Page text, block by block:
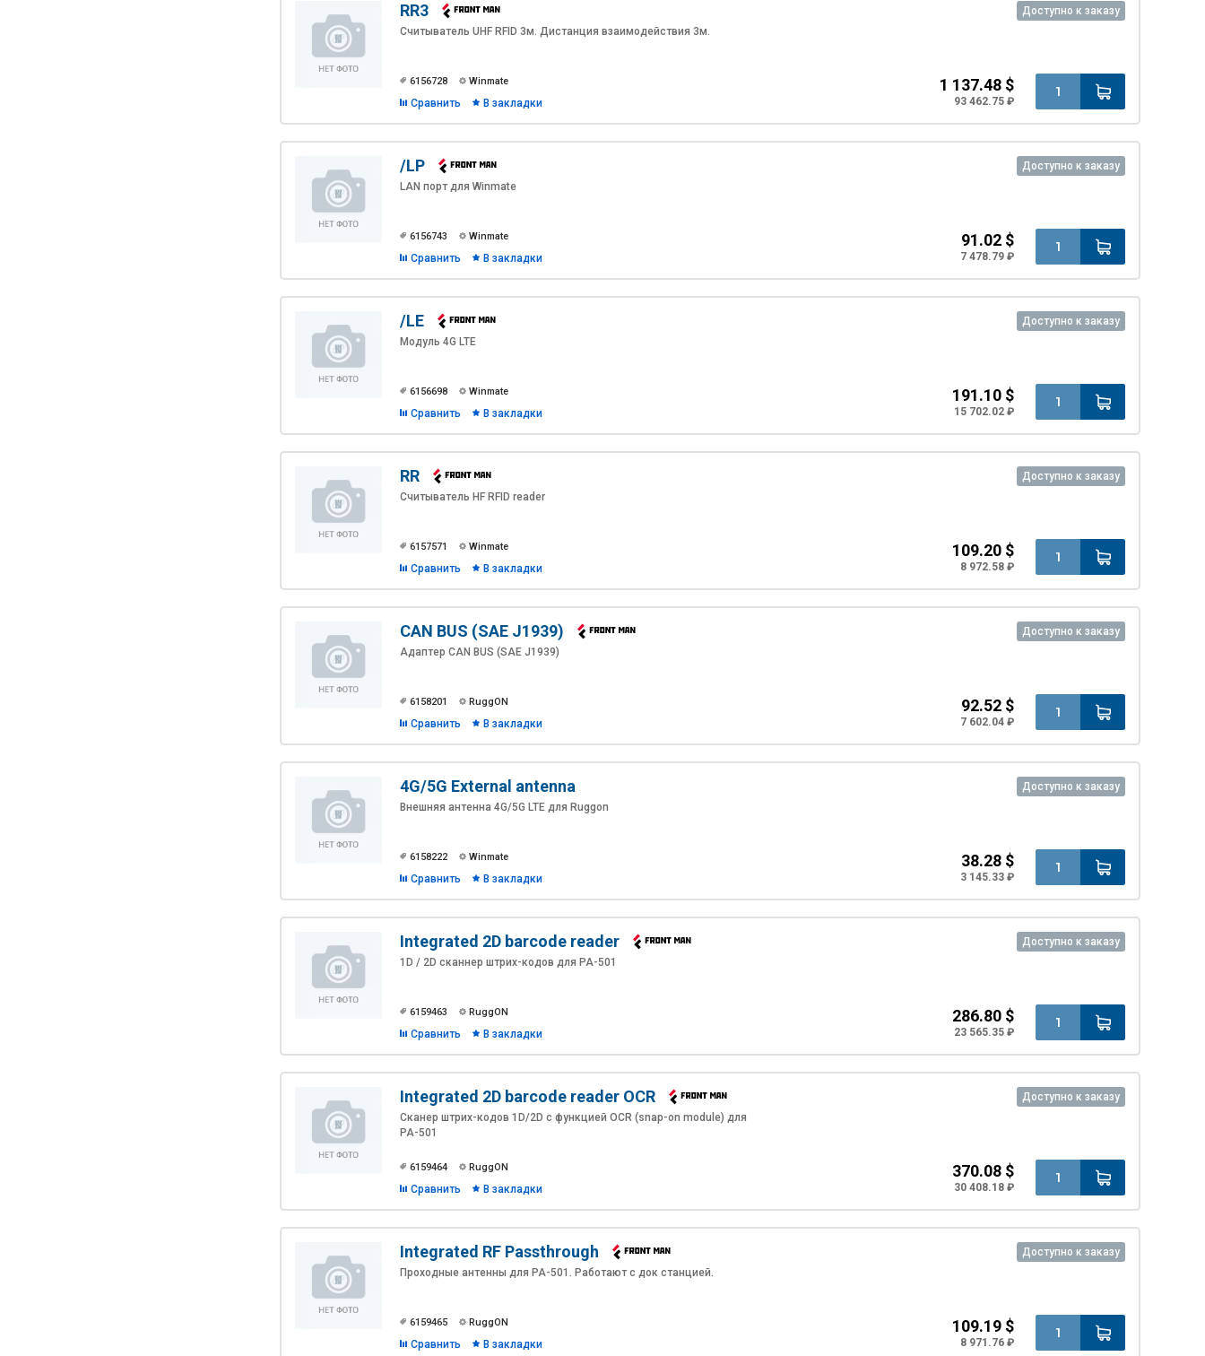
Доступно к заказу
RR3
Считыватель UHF RFID 3м. Дистанция взаимодействия 3м.
6156728 Winmate
Сравнить В закладки
1 137.48 $
93 462.75 ₽
Доступно к заказу
/LP
LAN порт для Winmate
6156743 Winmate
Сравнить В закладки
91.02 $
7 478.79 ₽
Доступно к заказу
/LE
Модуль 4G LTE
6156698 Winmate
Сравнить В закладки
191.10 $
15 702.02 ₽
Доступно к заказу
RR
Считыватель HF RFID reader
6157571 Winmate
Сравнить В закладки
109.20 $
8 972.58 ₽
Доступно к заказу
CAN BUS (SAE J1939)
Адаптер CAN BUS (SAE J1939)
6158201 RuggON
Сравнить В закладки
92.52 $
7 602.04 ₽
Доступно к заказу
4G/5G External antenna
Внешняя антенна 4G/5G LTE для Ruggon
6158222 Winmate
Сравнить В закладки
38.28 $
3 145.33 ₽
Доступно к заказу
Integrated 2D barcode reader
1D / 2D сканнер штрих-кодов для PA-501
6159463 RuggON
Сравнить В закладки
286.80 $
23 565.35 ₽
Доступно к заказу
Integrated 2D barcode reader OCR
Сканер штрих-кодов 1D/2D с функцией OCR (snap-on module) для
PA-501
6159464 RuggON
Сравнить В закладки
370.08 $
30 408.18 ₽
Доступно к заказу
Integrated RF Passthrough
Проходные антенны для PA-501. Работают с док станцией.
6159465 RuggON
Сравнить В закладки
109.19 $
8 971.76 ₽